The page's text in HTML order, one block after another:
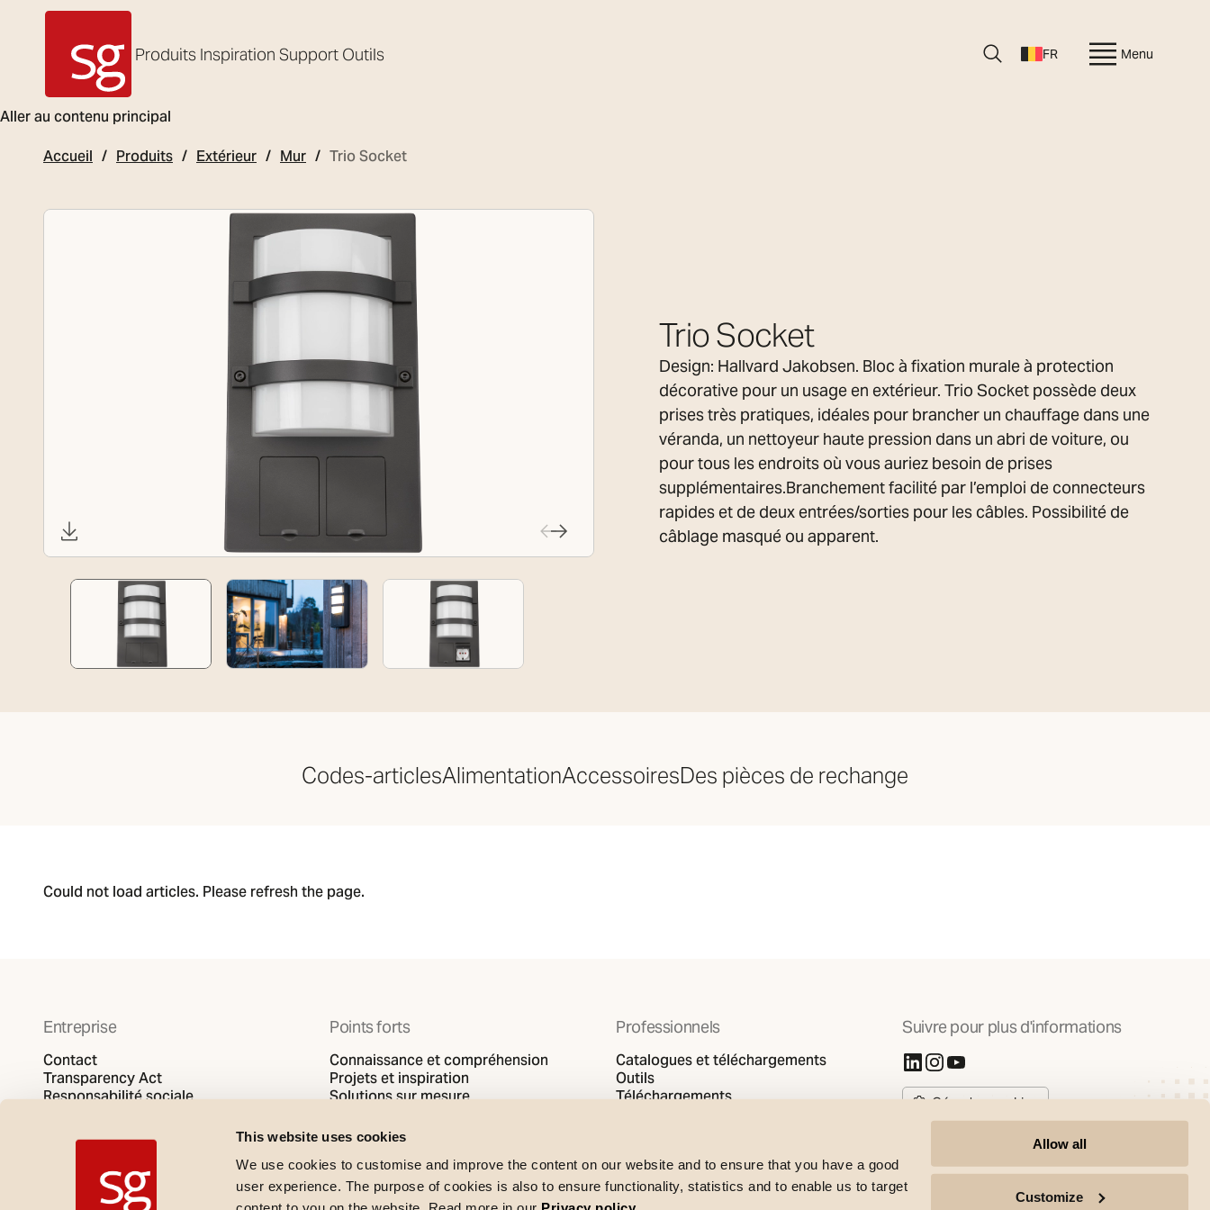
This website uses cookies
We use cookies to customise and improve the content on our website and to ensure that you have a good
user experience. The purpose of cookies is also to ensure functionality, statistics and to enable us to target
Allow all
Customize
Aller au contenu principal
SG Armaturen
Produits Inspiration Support Outils FR Menu
Accueil Produits Extérieur Mur Trio Socket
Trio Socket
Design: Hallvard Jakobsen. Bloc à fixation murale à protection
décorative pour un usage en extérieur. Trio Socket possède deux
prises très pratiques, idéales pour brancher un chauffage dans une
véranda, un nettoyeur haute pression dans un abri de voiture, ou
pour tous les endroits où vous auriez besoin de prises
supplémentaires.Branchement facilité par l’emploi de connecteurs
rapides et de deux entrées/sorties pour les câbles. Possibilité de
câblage masqué ou apparent.
Codes-articlesAlimentationAccessoiresDes pièces de rechange
Could not load articles. Please refresh the page.
Entreprise
Contact
Transparency Act
Responsabilité sociale
Politique en matière de cookies
Points forts
Connaissance et compréhension
Projets et inspiration
Solutions sur mesure
Professionnels
Catalogues et téléchargements
Outils
Téléchargements
Suivre pour plus d'informations
(S'ouvre dans un nouvel onglet)
(S'ouvre dans un nouvel onglet)
(S'ouvre dans un nouvel onglet)
Gérer les cookies